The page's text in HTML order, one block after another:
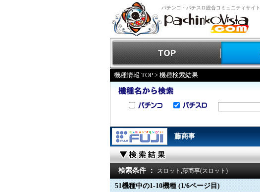
パチンコ・パチスロ総合コミュニティサイト
機種情報 TOP > 機種検索結果
藤商事
検索条件 ： スロット,藤商事(スロット)
51機種中の1-10機種 (1/6ページ目)